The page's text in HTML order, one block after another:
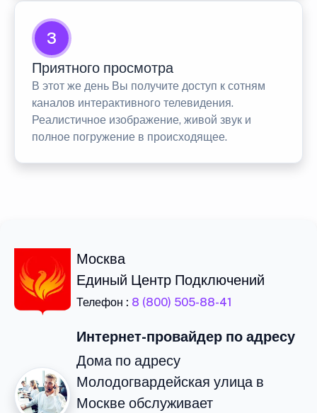
3
Приятного просмотра
В этот же день Вы получите доступ к сотням
каналов интерактивного телевидения.
Реалистичное изображение, живой звук и
полное погружение в происходящее.
Москва
Единый Центр Подключений
Телефон : 8 (800) 505-88-41
Интернет-провайдер по адресу
Дома по адресу
Молодогвардейская улица в
Москве обслуживает